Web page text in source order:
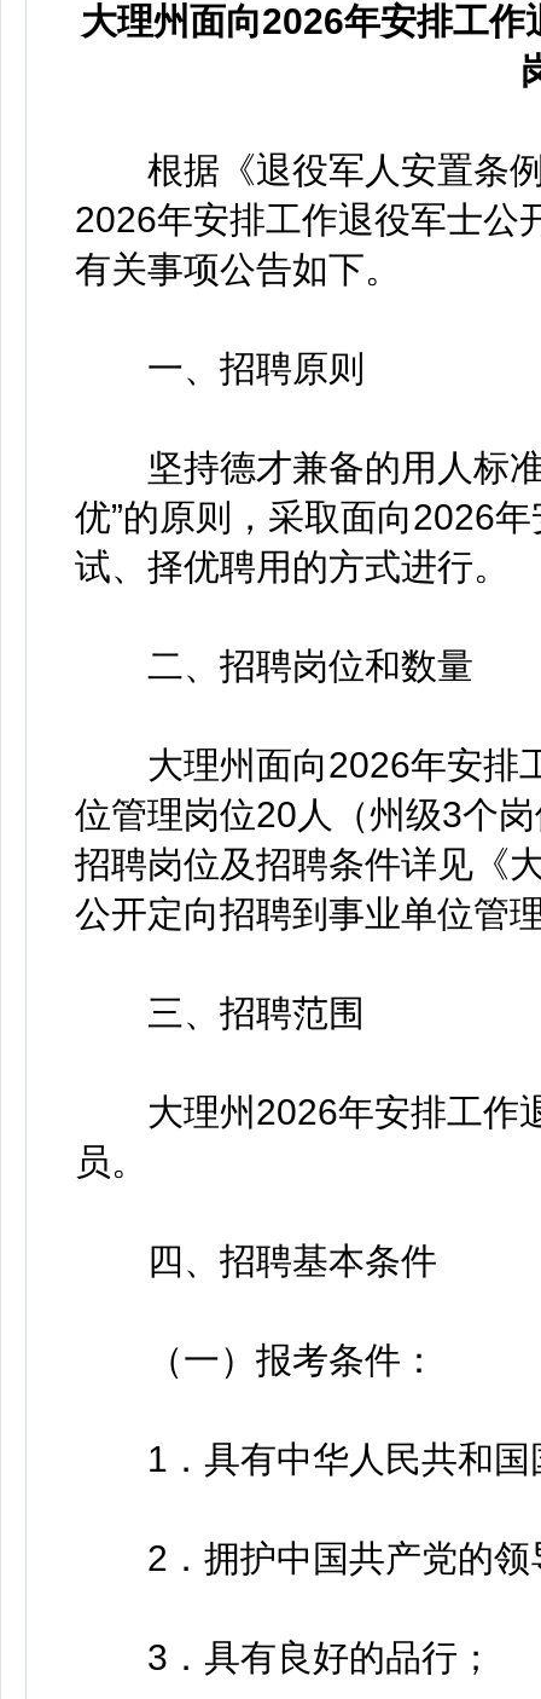
大理州面向2026年安排工
根据《退役军人安置条例
2026年安排工作退役军士公
有关事项公告如下。
一、招聘原则
坚持德才兼备的用人标准
优”的原则，采取面向2026
试、择优聘用的方式进行。
二、招聘岗位和数量
大理州面向2026年安排
位管理岗位20人（州级3个
招聘岗位及招聘条件详见《
公开定向招聘到事业单位管
三、招聘范围
大理州2026年安排工作
员。
四、招聘基本条件
（一）报考条件：
1．具有中华人民共和国
2．拥护中国共产党的领
3．具有良好的品行；